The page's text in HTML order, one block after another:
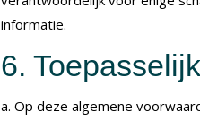
informatie.
6.
a. Op deze algemene